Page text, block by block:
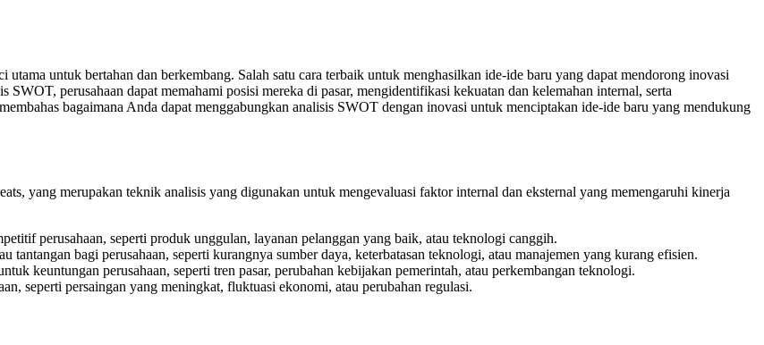
untuk bertahan dan berkembang. Salah satu cara terbaik untuk menghasilkan ide-ide baru yang dapat mendorong inovasi
perusahaan dapat memahami posisi mereka di pasar, mengidentifikasi kekuatan dan kelemahan internal, serta
bagaimana Anda dapat menggabungkan analisis SWOT dengan inovasi untuk menciptakan ide-ide baru yang mendukung
yang merupakan teknik analisis yang digunakan untuk mengevaluasi faktor internal dan eksternal yang memengaruhi kinerja
perusahaan, seperti produk unggulan, layanan pelanggan yang baik, atau teknologi canggih.
tantangan bagi perusahaan, seperti kurangnya sumber daya, keterbatasan teknologi, atau manajemen yang kurang efisien.
keuntungan perusahaan, seperti tren pasar, perubahan kebijakan pemerintah, atau perkembangan teknologi.
seperti persaingan yang meningkat, fluktuasi ekonomi, atau perubahan regulasi.